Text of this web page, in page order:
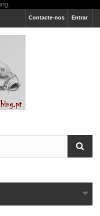
Entrar
Contacte-nos